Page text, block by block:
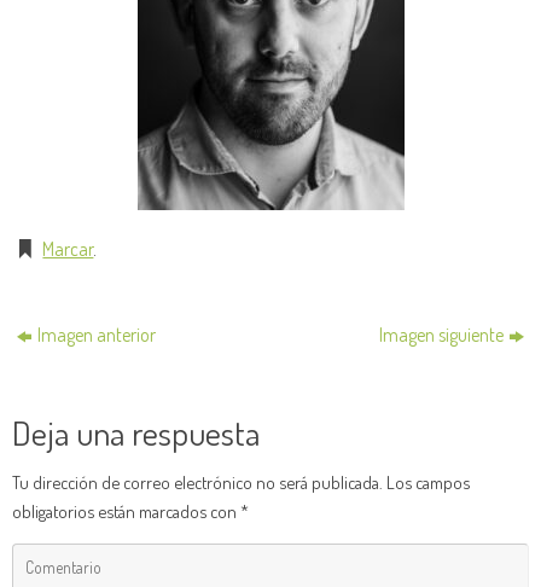
Marcar.
Imagen anterior Imagen siguiente
Deja una respuesta
Tu dirección de correo electrónico no será publicada. Los campos
obligatorios están marcados con *